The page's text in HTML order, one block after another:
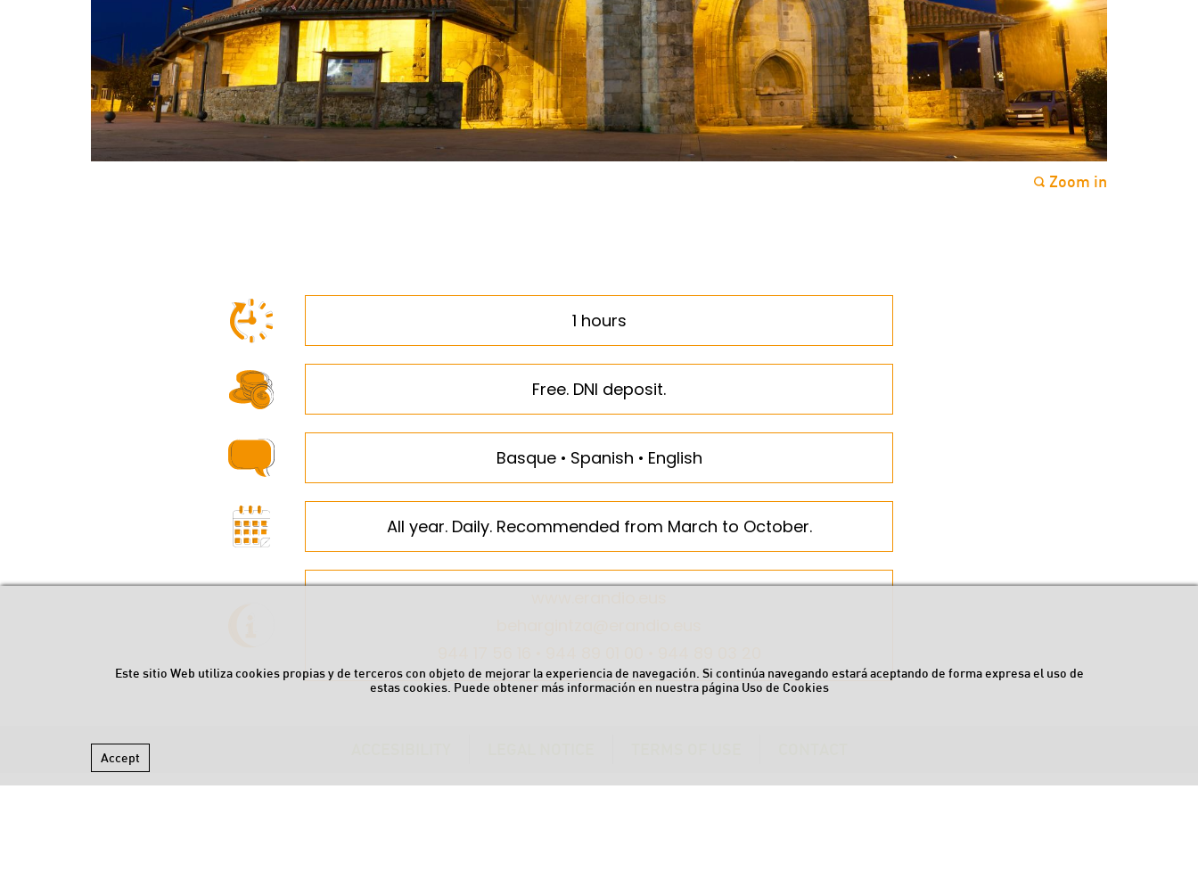
Este sitio Web utiliza cookies propias y de terceros con objeto de mejorar la experiencia de navegación. Si continúa navegando estará aceptando de forma expresa el uso de
estas cookies. Puede obtener más información en nuestra página Uso de Cookies
Accept
Zoom in
1 hours
Free. DNI deposit.
Basque • Spanish • English
All year. Daily. Recommended from March to October.